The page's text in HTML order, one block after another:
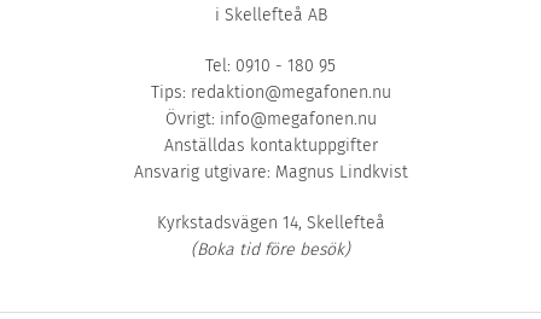
i Skellefteå AB
Tel: 0910 - 180 95
Tips: redaktion@megafonen.nu
Övrigt: info@megafonen.nu
Anställdas kontaktuppgifter
Ansvarig utgivare: Magnus Lindkvist
Kyrkstadsvägen 14, Skellefteå
(Boka tid före besök)